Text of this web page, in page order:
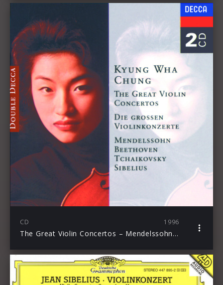
CD 1996
The Great Violin Concertos – Mendelssohn, Beethoven, Tchaikovsky, Sibelius